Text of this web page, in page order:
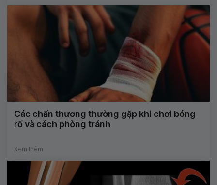
Các chấn thương thường gặp khi chơi bóng
rổ và cách phòng tránh
Xem thêm